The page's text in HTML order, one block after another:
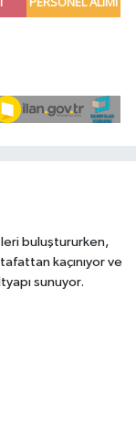
buluştururken,
kaçınıyor ve
sunuyor.